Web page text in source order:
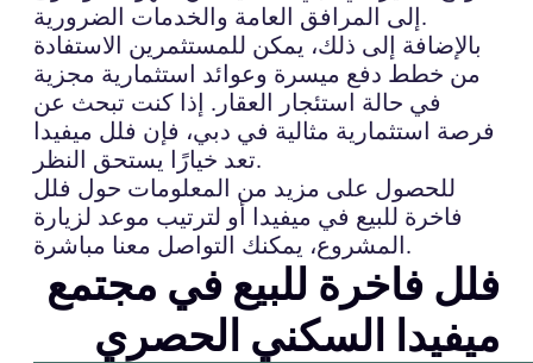
إلى المرافق العامة والخدمات الضرورية.
بالإضافة إلى ذلك، يمكن للمستثمرين الاستفادة
من خطط دفع ميسرة وعوائد استثمارية مجزية
في حالة استئجار العقار. إذا كنت تبحث عن
فرصة استثمارية مثالية في دبي، فإن فلل ميفيدا
تعد خيارًا يستحق النظر.
للحصول على مزيد من المعلومات حول فلل
فاخرة للبيع في ميفيدا أو لترتيب موعد لزيارة
المشروع، يمكنك التواصل معنا مباشرة.
فلل فاخرة للبيع في مجتمع
ميفيدا السكني الحصري